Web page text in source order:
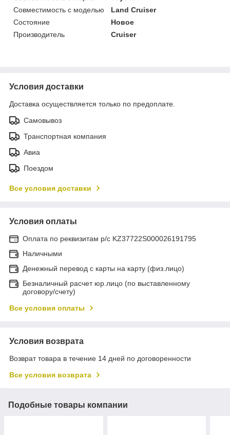
Совместимость с моделью
Land Cruiser
Состояние
Новое
Производитель
Cruiser
Условия доставки
Доставка осуществляется только по предоплате.
Самовывоз
Транспортная компания
Авиа
Поездом
Все условия доставки
Условия оплаты
Оплата по реквизитам р/с KZ37722S000026191795
Наличными
Денежный перевод с карты на карту (физ.лицо)
Безналичный расчет юр.лицо (по выставленному
договору/счету)
Все условия оплаты
Условия возврата
Возврат товара в течение 14 дней по договоренности
Все условия возврата
Подобные товары компании